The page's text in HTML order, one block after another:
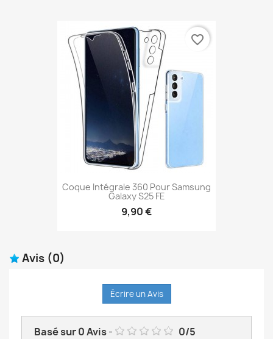
Coque Intégrale 360 Pour Samsung
Galaxy S25 FE
9,90 €
favorite_border
Avis (0)
Écrire un Avis
Basé sur0Avis- 0/5